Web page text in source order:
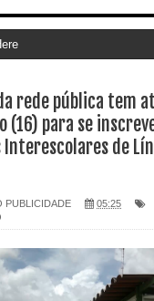
rede pública tem
(16) para se
Interescolares de
PUBLICIDADE
05:25